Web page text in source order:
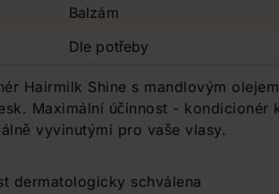
Balzám
Dle potřeby
Hairmilk Shine s mandlovým
Maximální účinnost - kondicionér
vyvinutými pro vaše vlasy.
dermatologicky schválena